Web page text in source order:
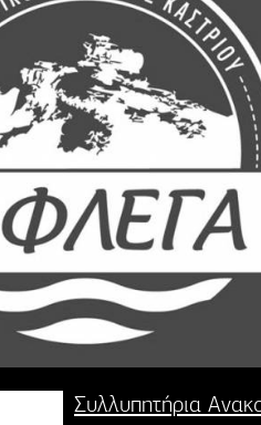
Συλλυπητήρια